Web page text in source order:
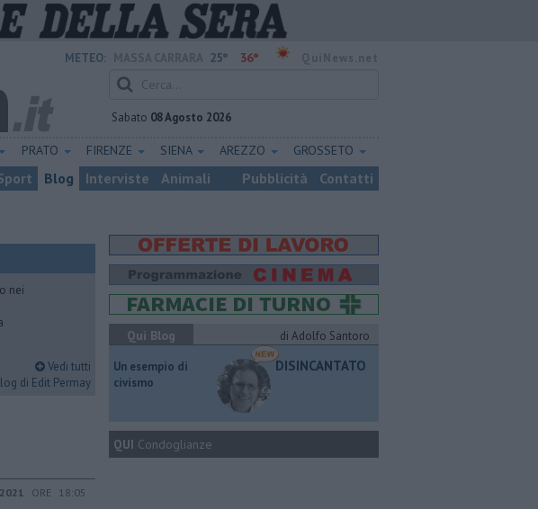
METEO: 25° 36°
Sabato 08 Agosto 2026
PRATO FIRENZE SIENA AREZZO GROSSETO
Blog Interviste Animali Pubblicità Contatti
nei
Vedi tutti
di Edit Permay
ORE 18:05
Qui Blog
di Adolfo Santoro
​Un esempio di
civismo
DISINCANTATO
QUI Condoglianze